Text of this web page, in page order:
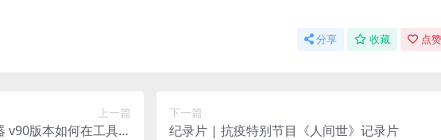
分享 收藏 点
上一篇
v90版本如何在工具栏
下一篇
纪录片 | 抗疫特别节目《人间世》记录片